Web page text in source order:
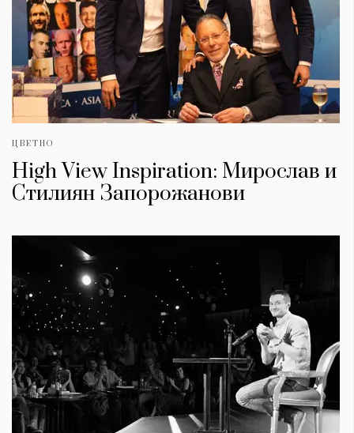
ЦВЕТНО
High View Inspiration: Мирослав и
Стилиян Запорожанови